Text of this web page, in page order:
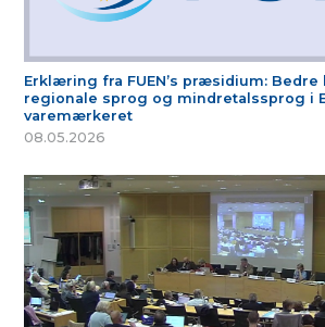
Erklæring fra FUEN’s præsidium:
regionale sprog og mindretalssprog i
varemærkeret
08.05.2026